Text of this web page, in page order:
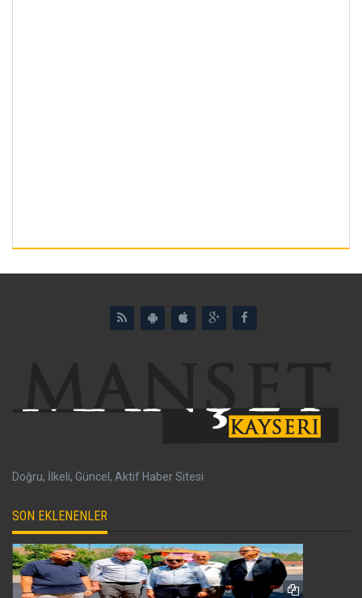
Doğru, İlkeli, Güncel, Aktif Haber Sitesi
SON EKLENENLER